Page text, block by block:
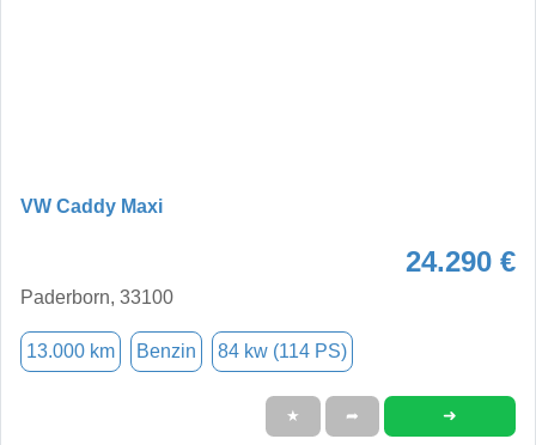
VW Caddy Maxi
24.290 €
Paderborn, 33100
13.000 km Benzin 84 kw (114 PS)
★ ➦ ➜